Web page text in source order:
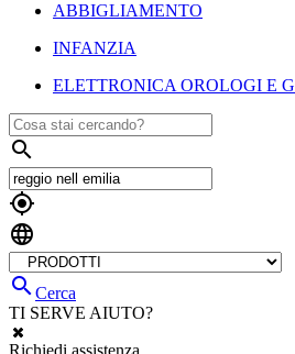
ABBIGLIAMENTO
INFANZIA
ELETTRONICA OROLOGI E



Cerca
TI SERVE AIUTO?
Richiedi assistenza